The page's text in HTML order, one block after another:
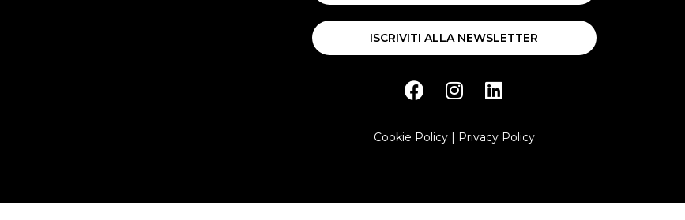
ISCRIVITI ALLA NEWSLETTER
Cookie Policy| Privacy Policy